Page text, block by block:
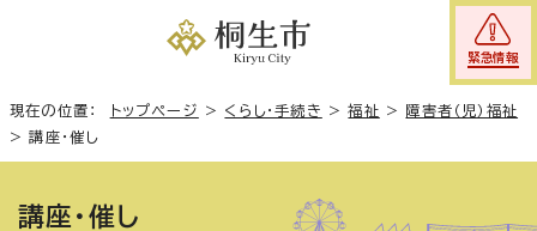
緊急情報
現在の位置： トップページ > くらし・手続き >福祉 >
障害者（児）福祉
>講座・催し
講座・催し